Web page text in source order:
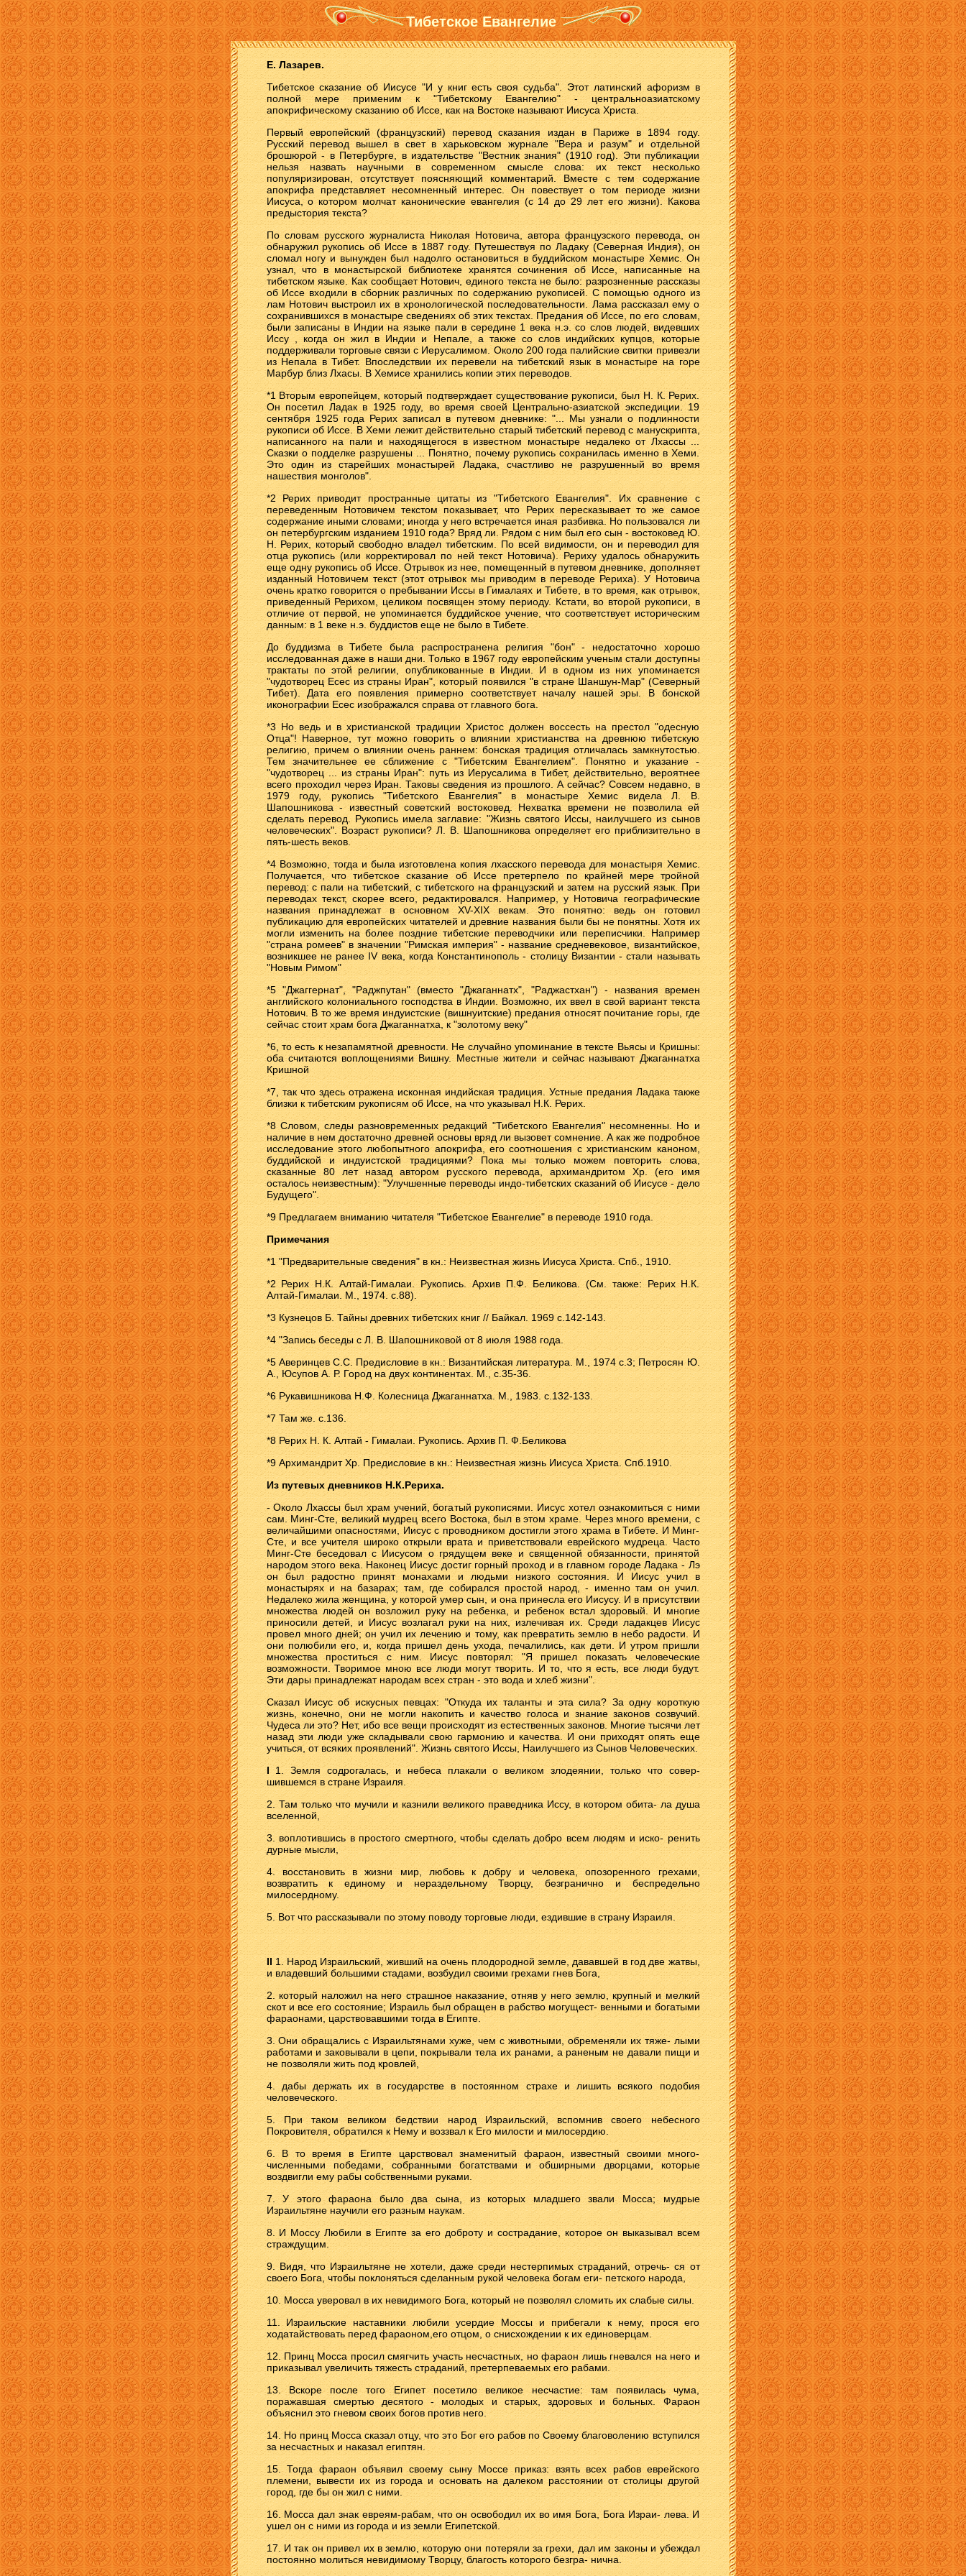
Тибетское Евангелие
Е. Лазарев.
Тибетское сказание об Иисусе "И у книг есть своя судьба". Этот латинский афоризм в
полной мере применим к "Тибетскому Евангелию" - центральноазиатскому
апокрифическому сказанию об Иссе, как на Востоке называют Иисуса Христа.
Первый европейский (французский) перевод сказания издан в Париже в 1894 году.
Русский перевод вышел в свет в харьковском журнале "Вера и разум" и отдельной
брошюрой - в Петербурге, в издательстве "Вестник знания" (1910 год). Эти публикации
нельзя назвать научными в современном смысле слова: их текст несколько
популяризирован, отсутствует поясняющий комментарий. Вместе с тем содержание
апокрифа представляет несомненный интерес. Он повествует о том периоде жизни
Иисуса, о котором молчат канонические евангелия (с 14 до 29 лет его жизни). Какова
предыстория текста?
По словам русского журналиста Николая Нотовича, автора французского перевода, он
обнаружил рукопись об Иссе в 1887 году. Путешествуя по Ладаку (Северная Индия), он
сломал ногу и вынужден был надолго остановиться в буддийском монастыре Хемис. Он
узнал, что в монастырской библиотеке хранятся сочинения об Иссе, написанные на
тибетском языке. Как сообщает Нотович, единого текста не было: разрозненные рассказы
об Иссе входили в сборник различных по содержанию рукописей. С помощью одного из
лам Нотович выстроил их в хронологической последовательности. Лама рассказал ему о
сохранившихся в монастыре сведениях об этих текстах. Предания об Иссе, по его словам,
были записаны в Индии на языке пали в середине 1 века н.э. со слов людей, видевших
Иссу , когда он жил в Индии и Непале, а также со слов индийских купцов, которые
поддерживали торговые связи с Иерусалимом. Около 200 года палийские свитки привезли
из Непала в Тибет. Впоследствии их перевели на тибетский язык в монастыре на горе
Марбур близ Лхасы. В Хемисе хранились копии этих переводов.
*1 Вторым европейцем, который подтверждает существование рукописи, был Н. К. Рерих.
Он посетил Ладак в 1925 году, во время своей Центрально-азиатской экспедиции. 19
сентября 1925 года Рерих записал в путевом дневнике: "... Мы узнали о подлинности
рукописи об Иссе. В Хеми лежит действительно старый тибетский перевод с манускрипта,
написанного на пали и находящегося в известном монастыре недалеко от Лхассы ...
Сказки о подделке разрушены ... Понятно, почему рукопись сохранилась именно в Хеми.
Это один из старейших монастырей Ладака, счастливо не разрушенный во время
нашествия монголов".
*2 Рерих приводит пространные цитаты из "Тибетского Евангелия". Их сравнение с
переведенным Нотовичем текстом показывает, что Рерих пересказывает то же самое
содержание иными словами; иногда у него встречается иная разбивка. Но пользовался ли
он петербургским изданием 1910 года? Вряд ли. Рядом с ним был его сын - востоковед Ю.
Н. Рерих, который свободно владел тибетским. По всей видимости, он и переводил для
отца рукопись (или корректировал по ней текст Нотовича). Рериху удалось обнаружить
еще одну рукопись об Иссе. Отрывок из нее, помещенный в путевом дневнике, дополняет
изданный Нотовичем текст (этот отрывок мы приводим в переводе Рериха). У Нотовича
очень кратко говорится о пребывании Иссы в Гималаях и Тибете, в то время, как отрывок,
приведенный Рерихом, целиком посвящен этому периоду. Кстати, во второй рукописи, в
отличие от первой, не упоминается буддийское учение, что соответствует историческим
данным: в 1 веке н.э. буддистов еще не было в Тибете.
До буддизма в Тибете была распространена религия "бон" - недостаточно хорошо
исследованная даже в наши дни. Только в 1967 году европейским ученым стали доступны
трактаты по этой религии, опубликованные в Индии. И в одном из них упоминается
"чудотворец Есес из страны Иран", который появился "в стране Шаншун-Мар" (Северный
Тибет). Дата его появления примерно соответствует началу нашей эры. В бонской
иконографии Есес изображался справа от главного бога.
*3 Но ведь и в христианской традиции Христос должен воссесть на престол "одесную
Отца"! Наверное, тут можно говорить о влиянии христианства на древнюю тибетскую
религию, причем о влиянии очень раннем: бонская традиция отличалась замкнутостью.
Тем значительнее ее сближение с "Тибетским Евангелием". Понятно и указание -
"чудотворец ... из страны Иран": путь из Иерусалима в Тибет, действительно, вероятнее
всего проходил через Иран. Таковы сведения из прошлого. А сейчас? Совсем недавно, в
1979 году, рукопись "Тибетского Евангелия" в монастыре Хемис видела Л. В.
Шапошникова - известный советский востоковед. Нехватка времени не позволила ей
сделать перевод. Рукопись имела заглавие: "Жизнь святого Иссы, наилучшего из сынов
человеческих". Возраст рукописи? Л. В. Шапошникова определяет его приблизительно в
пять-шесть веков.
*4 Возможно, тогда и была изготовлена копия лхасского перевода для монастыря Хемис.
Получается, что тибетское сказание об Иссе претерпело по крайней мере тройной
перевод: с пали на тибетский, с тибетского на французский и затем на русский язык. При
переводах текст, скорее всего, редактировался. Например, у Нотовича географические
названия принадлежат в основном XV-XIX векам. Это понятно: ведь он готовил
публикацию для европейских читателей и древние названия были бы не понятны. Хотя их
могли изменить на более поздние тибетские переводчики или переписчики. Например
"страна ромеев" в значении "Римская империя" - название средневековое, византийское,
возникшее не ранее IV века, когда Константинополь - столицу Византии - стали называть
"Новым Римом"
*5 "Джаггернат", "Раджпутан" (вместо "Джаганнатх", "Раджастхан") - названия времен
английского колониального господства в Индии. Возможно, их ввел в свой вариант текста
Нотович. В то же время индуистские (вишнуитские) предания относят почитание горы, где
сейчас стоит храм бога Джаганнатха, к "золотому веку"
*6, то есть к незапамятной древности. Не случайно упоминание в тексте Вьясы и Кришны:
оба считаются воплощениями Вишну. Местные жители и сейчас называют Джаганнатха
Кришной
*7, так что здесь отражена исконная индийская традиция. Устные предания Ладака также
близки к тибетским рукописям об Иссе, на что указывал Н.К. Рерих.
*8 Словом, следы разновременных редакций "Тибетского Евангелия" несомненны. Но и
наличие в нем достаточно древней основы вряд ли вызовет сомнение. А как же подробное
исследование этого любопытного апокрифа, его соотношения с христианским каноном,
буддийской и индуистской традициями? Пока мы только можем повторить слова,
сказанные 80 лет назад автором русского перевода, архимандритом Хр. (его имя
осталось неизвестным): "Улучшенные переводы индо-тибетских сказаний об Иисусе - дело
Будущего".
*9 Предлагаем вниманию читателя "Тибетское Евангелие" в переводе 1910 года.
Примечания
*1 "Предварительные сведения" в кн.: Неизвестная жизнь Иисуса Христа. Спб., 1910.
*2 Рерих Н.К. Алтай-Гималаи. Рукопись. Архив П.Ф. Беликова. (См. также: Рерих Н.К.
Алтай-Гималаи. М., 1974. с.88).
*3 Кузнецов Б. Тайны древних тибетских книг // Байкал. 1969 с.142-143.
*4 "Запись беседы с Л. В. Шапошниковой от 8 июля 1988 года.
*5 Аверинцев С.С. Предисловие в кн.: Византийская литература. М., 1974 с.3; Петросян Ю.
А., Юсупов А. Р. Город на двух континентах. М., с.35-36.
*6 Рукавишникова Н.Ф. Колесница Джаганнатха. М., 1983. с.132-133.
*7 Там же. с.136.
*8 Рерих Н. К. Алтай - Гималаи. Рукопись. Архив П. Ф.Беликова
*9 Архимандрит Хр. Предисловие в кн.: Неизвестная жизнь Иисуса Христа. Спб.1910.
Из путевых дневников Н.К.Рериха.
- Около Лхассы был храм учений, богатый рукописями. Иисус хотел ознакомиться с ними
сам. Минг-Сте, великий мудрец всего Востока, был в этом храме. Через много времени, с
величайшими опасностями, Иисус с проводником достигли этого храма в Тибете. И Минг-
Сте, и все учителя широко открыли врата и приветствовали еврейского мудреца. Часто
Минг-Сте беседовал с Иисусом о грядущем веке и священной обязанности, принятой
народом этого века. Наконец Иисус достиг горный проход и в главном городе Ладака - Лэ
он был радостно принят монахами и людьми низкого состояния. И Иисус учил в
монастырях и на базарах; там, где собирался простой народ, - именно там он учил.
Недалеко жила женщина, у которой умер сын, и она принесла его Иисусу. И в присутствии
множества людей он возложил руку на ребенка, и ребенок встал здоровый. И многие
приносили детей, и Иисус возлагал руки на них, излечивая их. Среди ладакцев Иисус
провел много дней; он учил их лечению и тому, как превратить землю в небо радости. И
они полюбили его, и, когда пришел день ухода, печалились, как дети. И утром пришли
множества проститься с ним. Иисус повторял: "Я пришел показать человеческие
возможности. Творимое мною все люди могут творить. И то, что я есть, все люди будут.
Эти дары принадлежат народам всех стран - это вода и хлеб жизни".
Сказал Иисус об искусных певцах: "Откуда их таланты и эта сила? За одну короткую
жизнь, конечно, они не могли накопить и качество голоса и знание законов созвучий.
Чудеса ли это? Нет, ибо все вещи происходят из естественных законов. Многие тысячи лет
назад эти люди уже складывали свою гармонию и качества. И они приходят опять еще
учиться, от всяких проявлений". Жизнь святого Иссы, Наилучшего из Сынов Человеческих.
I1. Земля содрогалась, и небеса плакали о великом злодеянии, только что совер-
шившемся в стране Израиля.
2. Там только что мучили и казнили великого праведника Иссу, в котором обита- ла душа
вселенной,
3. воплотившись в простого смертного, чтобы сделать добро всем людям и иско- ренить
дурные мысли,
4. восстановить в жизни мир, любовь к добру и человека, опозоренного грехами,
возвратить к единому и нераздельному Творцу, безгранично и беспредельно
милосердному.
5. Вот что рассказывали по этому поводу торговые люди, ездившие в страну Израиля.
II1. Народ Израильский, живший на очень плодородной земле, дававшей в год две жатвы,
и владевший большими стадами, возбудил своими грехами гнев Бога,
2. который наложил на него страшное наказание, отняв у него землю, крупный и мелкий
скот и все его состояние; Израиль был обращен в рабство могущест- венными и богатыми
фараонами, царствовавшими тогда в Египте.
3. Они обращались с Израильтянами хуже, чем с животными, обременяли их тяже- лыми
работами и заковывали в цепи, покрывали тела их ранами, а раненым не давали пищи и
не позволяли жить под кровлей,
4. дабы держать их в государстве в постоянном страхе и лишить всякого подобия
человеческого.
5. При таком великом бедствии народ Израильский, вспомнив своего небесного
Покровителя, обратился к Нему и воззвал к Его милости и милосердию.
6. В то время в Египте царствовал знаменитый фараон, известный своими много-
численными победами, собранными богатствами и обширными дворцами, которые
воздвигли ему рабы собственными руками.
7. У этого фараона было два сына, из которых младшего звали Мосса; мудрые
Израильтяне научили его разным наукам.
8. И Моссу Любили в Египте за его доброту и сострадание, которое он выказывал всем
страждущим.
9. Видя, что Израильтяне не хотели, даже среди нестерпимых страданий, отречь- ся от
своего Бога, чтобы поклоняться сделанным рукой человека богам еги- петского народа,
10. Мосса уверовал в их невидимого Бога, который не позволял сломить их слабые силы.
11. Израильские наставники любили усердие Моссы и прибегали к нему, прося его
ходатайствовать перед фараоном,его отцом, о снисхождении к их единоверцам.
12. Принц Мосса просил смягчить участь несчастных, но фараон лишь гневался на него и
приказывал увеличить тяжесть страданий, претерпеваемых его рабами.
13. Вскоре после того Египет посетило великое несчастие: там появилась чума,
поражавшая смертью десятого - молодых и старых, здоровых и больных. Фараон
объяснил это гневом своих богов против него.
14. Но принц Мосса сказал отцу, что это Бог его рабов по Своему благоволению вступился
за несчастных и наказал египтян.
15. Тогда фараон объявил своему сыну Моссе приказ: взять всех рабов еврейского
племени, вывести их из города и основать на далеком расстоянии от столицы другой
город, где бы он жил с ними.
16. Мосса дал знак евреям-рабам, что он освободил их во имя Бога, Бога Израи- лева. И
ушел он с ними из города и из земли Египетской.
17. И так он привел их в землю, которую они потеряли за грехи, дал им законы и убеждал
постоянно молиться невидимому Творцу, благость которого безгра- нична.